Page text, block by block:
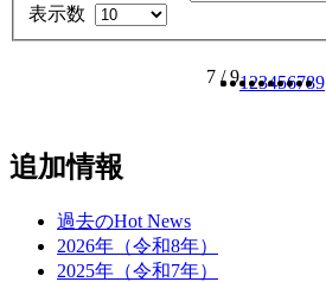
表示数
7 / 9123456789
追加情報
過去のHot News
2026年（令和8年）
2025年（令和7年）